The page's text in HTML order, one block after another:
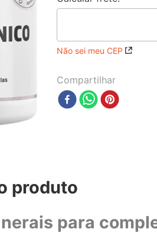
Não sei meu CEP
Compartilhar
produto
para